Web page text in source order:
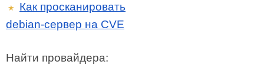
★
Как просканировать
debian-сервер на CVE
Найти провайдера: